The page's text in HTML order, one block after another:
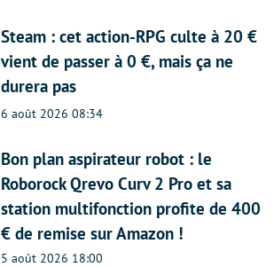
Steam : cet action-RPG culte à 20 €
vient de passer à 0 €, mais ça ne
durera pas
6 août 2026 08:34
Bon plan aspirateur robot : le
Roborock Qrevo Curv 2 Pro et sa
station multifonction profite de 400
€ de remise sur Amazon !
5 août 2026 18:00